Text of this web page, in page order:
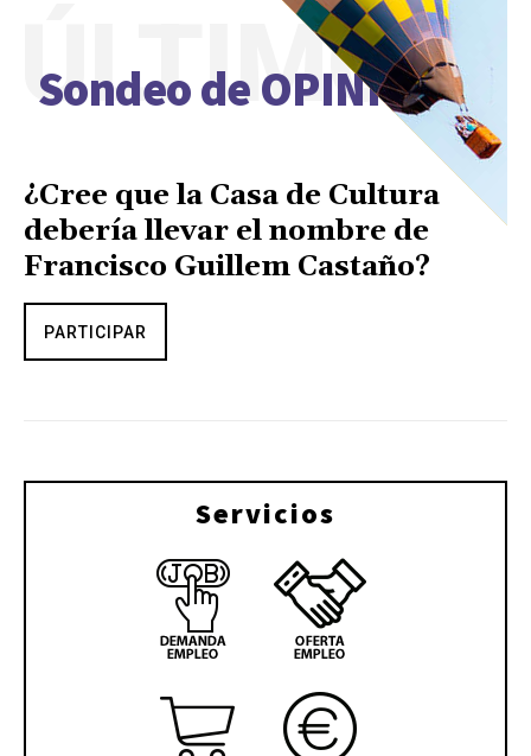
Sondeo de OPINIÓN
ÚLTIMO
¿Cree que la Casa de Cultura
debería llevar el nombre de
Francisco Guillem Castaño?
PARTICIPAR
Servicios